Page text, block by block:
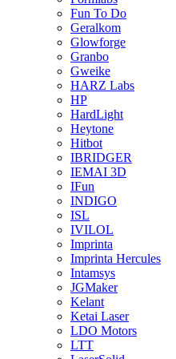
Fun To Do
Geralkom
Glowforge
Granbo
Gweike
HARZ Labs
HP
HardLight
Heytone
Hitbot
IBRIDGER
IEMAI 3D
IFun
INDIGO
ISL
IVILOL
Imprinta
Imprinta Hercules
Intamsys
JGMaker
Kelant
Ketai Laser
LDO Motors
LTT